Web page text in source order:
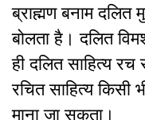
ब्राह्मण बनाम दलित
बोलता है। दलित
ही दलित साहित्य
रचित साहित्य किसी
माना जा सकता।